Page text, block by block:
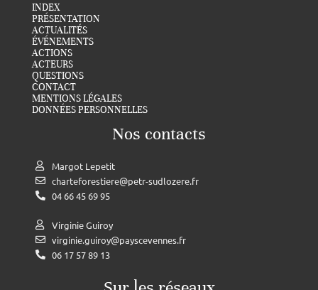
INDEX
PRÉSENTATION
ACTUALITÉS
ÉVÉNEMENTS
ACTIONS
ACTEURS
QUESTIONS
CONTACT
MENTIONS LÉGALES
DONNÉES PERSONNELLES
Nos contacts
Margot Lepetit
charteforestiere@petr-sudlozere.fr
04 66 45 69 95
Virginie Guiroy
virginie.guiroy@payscevennes.fr
06 17 57 89 13